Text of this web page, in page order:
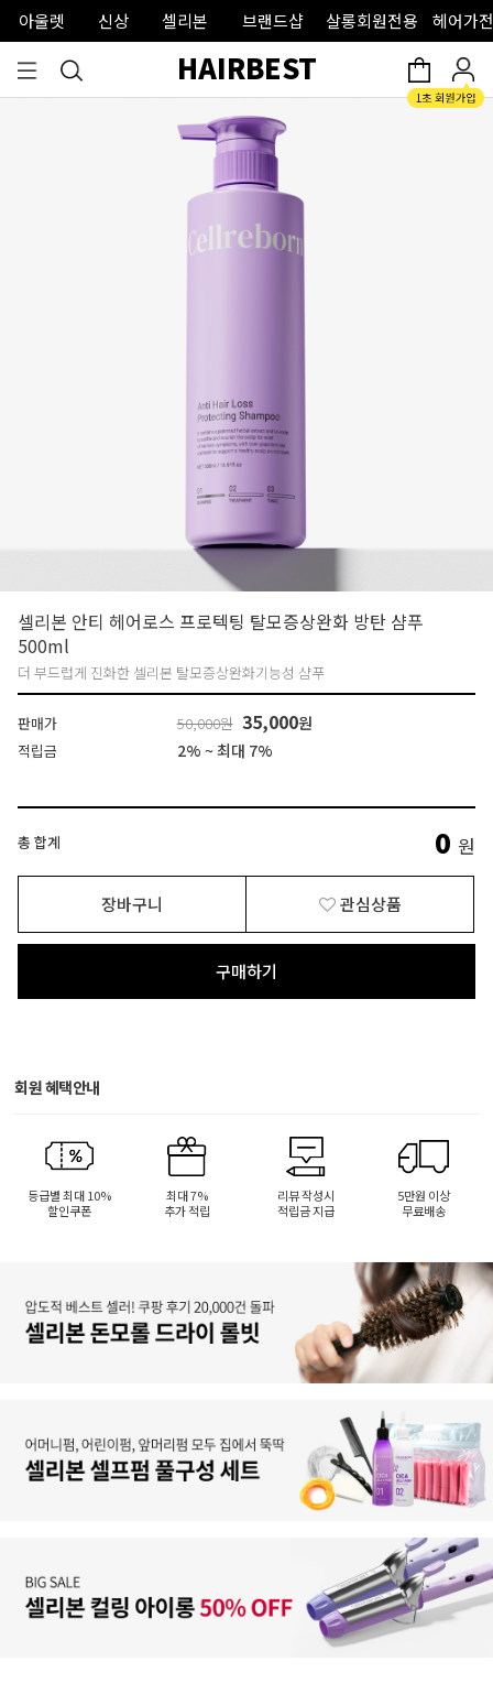
아울렛 신상 셀리본 브랜드샵 살롱회원전용 헤어가
HAIRBEST
셀리본 안티 헤어로스 프로텍팅 탈모증상완화 방탄 샴푸
500ml
더 부드럽게 진화한 셀리본 탈모증상완화기능성 샴푸
판매가 50,000원 35,000원
적립금 2% ~ 최대 7%
총 합계 0 원
장바구니 관심상품
구매하기
회원 혜택안내
등급별 최대 10%
할인쿠폰
최대 7%
추가 적립
리뷰 작성시
적립금 지급
5만원 이상
무료배송